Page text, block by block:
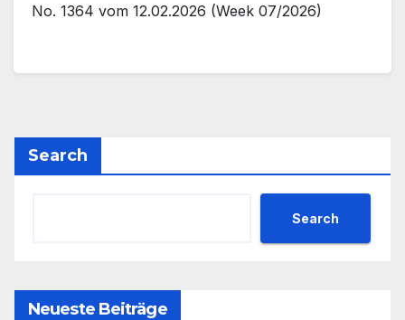
No. 1364 vom 12.02.2026 (Week 07/2026)
Search
Search
Neueste Beiträge